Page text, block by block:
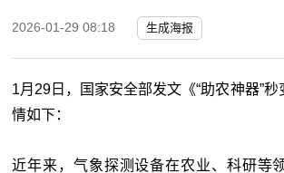
2026-01-29 08:18 生成海报
1月29日，国家安全部发文《“助农神器”
情如下：
近年来，气象探测设备在农业、科研等